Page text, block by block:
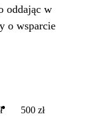
oddając w
o wsparcie
500 zł